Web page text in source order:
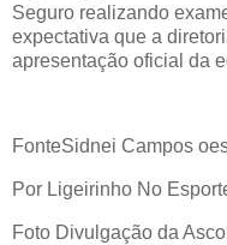
Seguro realizando
expectativa que a
apresentação oficial da
FonteSidnei Campos
Por Ligeirinho No
Foto Divulgação da